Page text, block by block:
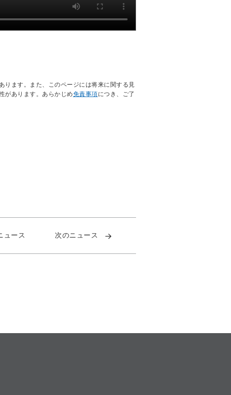
ります。また、このページには将来に関する見
があります。あらかじめ免責事項につき、ご了
ュース 次のニュース